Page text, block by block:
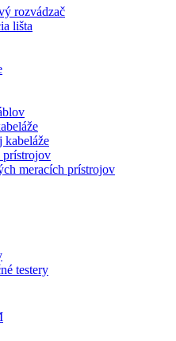
rozvádzač
lišta
kabeláže
prístrojov
meracích prístrojov
testery